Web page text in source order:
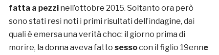
fatta a pezzinell’ottobre 2015. Soltanto ora però
sono stati resi noti i primi risultati dell’indagine, dai
quali è emersa una verità choc: il giorno prima di
morire, la donna aveva fatto sessocon il figlio 19enne